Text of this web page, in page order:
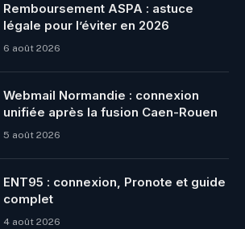
Remboursement ASPA : astuce
légale pour l’éviter en 2026
6 août 2026
Webmail Normandie : connexion
unifiée après la fusion Caen-Rouen
5 août 2026
ENT95 : connexion, Pronote et guide
complet
4 août 2026